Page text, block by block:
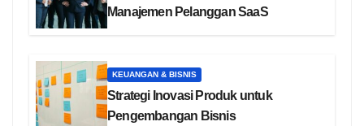
Manajemen Pelanggan SaaS
KEUANGAN & BISNIS
Strategi Inovasi Produk untuk
Pengembangan Bisnis